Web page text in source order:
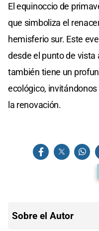
El equinoccio de
que simboliza el
hemisferio sur. Este
desde el punto de
también tiene un
ecológico,
la renovación.
Sobre el Autor